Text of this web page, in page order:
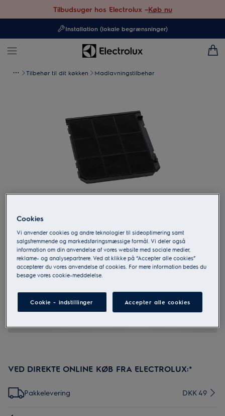
Tilbudsuger hos Electrolux –Køb nu
Installation (lokale begrænsninger)
Tilbehør til dit køkken Madlavningstilbehør
MCFB97
OdourClean Standard Kulfilter
0 (0)
VED DIREKTE ONLINE KØB FRA ELECTROLUX:*
Pakkelevering DKK 49
Cookies
Vi anvender cookies og andre teknologier til sideoptimering samt
salgsfremmende og markedsføringsmæssige formål. Vi deler også
information om din anvendelse af vores website med sociale medier,
reklame- og analysepartnere. Ved at klikke på “Accepter alle cookies”
accepterer du vores anvendelse af cookies. For mere information bedes du
besøge vores cookie-meddelelse.
Cookie - indstillinger Accepter alle cookies